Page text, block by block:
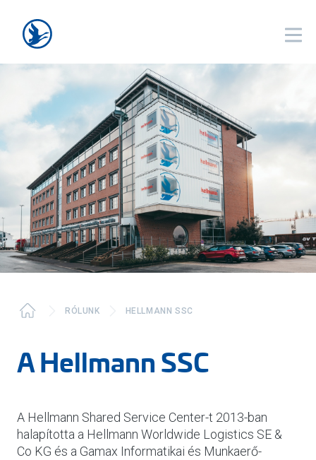
Breadcrumb
RÓLUNK HELLMANN SSC
A Hellmann SSC
A Hellmann Shared Service Center-t 2013-ban
halapította a Hellmann Worldwide Logistics SE &
Co KG és a Gamax Informatikai és Munkaerő-